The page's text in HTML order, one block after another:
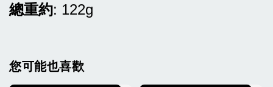
總重約: 122g
您可能也喜歡